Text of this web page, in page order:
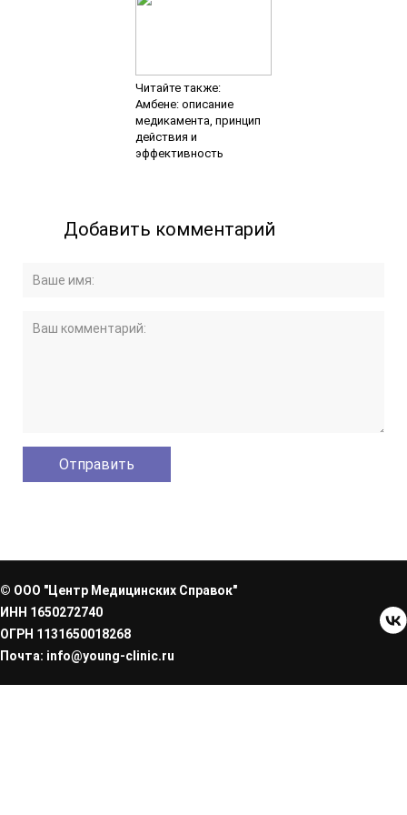
Читайте также:
Амбене: описание
медикамента, принцип
действия и
эффективность
Добавить комментарий
© ООО "Центр Медицинских Справок"
ИНН 1650272740
ОГРН 1131650018268
Почта: info@young-clinic.ru